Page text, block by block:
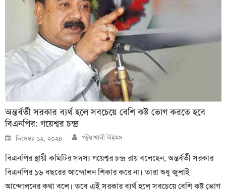
অন্তর্বর্তী সরকার ব্যর্থ হলে সবচেয়ে বেশি কষ্ট ভোগ করতে হবে
বিএনপির: গয়েশ্বর চন্দ্র
Posted
on
ডিসেম্বর ১২, ২০২৪ Author
পটুয়াখালী টাইমস
বিএনপির স্থায়ী কমিটির সদস্য গয়েশ্বর চন্দ্র রায় বলেছেন, অন্তর্বর্তী সরকার
বিএনপির ১৬ বছরের আন্দোলন শিকার করে না। তারা শুধু জুলাই
আন্দোলনের কথা বলে। তবে এই সরকার ব্যর্থ হলে সবচেয়ে বেশি কষ্ট ভোগ